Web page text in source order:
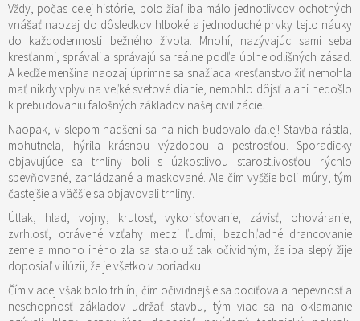
Vždy, počas celej histórie, bolo žiaľ iba málo jednotlivcov ochotných
vnášať naozaj do dôsledkov hlboké a jednoduché prvky tejto náuky
do každodennosti bežného života. Mnohí, nazývajúc sami seba
kresťanmi, správali a správajú sa reálne podľa úplne odlišných zásad.
A keďže menšina naozaj úprimne sa snažiaca kresťanstvo žiť nemohla
mať nikdy vplyv na veľké svetové dianie, nemohlo dôjsť a ani nedošlo
k prebudovaniu falošných základov našej civilizácie.
Naopak, v slepom nadšení sa na nich budovalo ďalej! Stavba rástla,
mohutnela, hýrila krásnou výzdobou a pestrosťou. Sporadicky
objavujúce sa trhliny boli s úzkostlivou starostlivosťou rýchlo
spevňované, zahládzané a maskované. Ale čím vyššie boli múry, tým
častejšie a väčšie sa objavovali trhliny.
Útlak, hlad, vojny, krutosť, vykorisťovanie, závisť, ohováranie,
zvrhlosť, otrávené vzťahy medzi ľuďmi, bezohľadné drancovanie
zeme a mnoho iného zla sa stalo už tak očividným, že iba slepý žije
doposiaľ v ilúzii, že je všetko v poriadku.
Čím viacej však bolo trhlín, čím očividnejšie sa pociťovala nepevnosť a
neschopnosť základov udržať stavbu, tým viac sa na oklamanie